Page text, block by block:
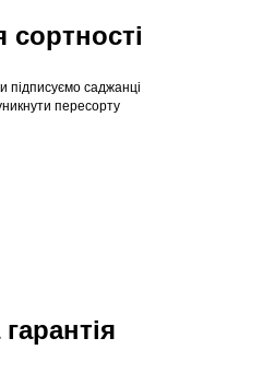
підписуємо саджанці
пересорту
сортності